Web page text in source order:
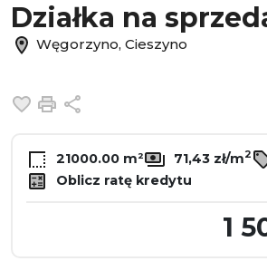
Działka na
Węgorzyno, Cieszyno
Dodaj do ulubionych
Drukuj
21000.00 m² 71,43 zł/m2
Oblicz ratę kredytu
1